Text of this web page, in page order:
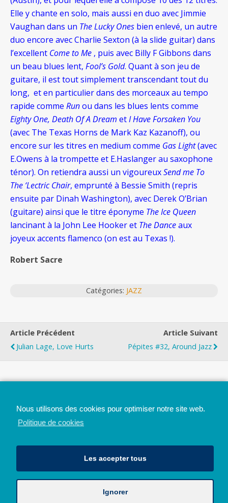
Elle y chante en solo, mais aussi en duo avec Jimmie
Vaughan dans un The Lucky Ones bien enlevé, un autre
duo encore avec Charlie Sexton (à la slide guitar) dans
l’excellent Come to Me , puis avec Billy F Gibbons dans
un beau blues lent, Fool’s Gold. Quant à son jeu de
guitare, il est tout simplement transcendant tout du
long, et en particulier dans des morceaux au tempo
rapide comme Runou dans les blues lents comme
Eighty One, Death Of A Dream etI Have Forsaken You
(avec The Texas Horns de Mark Kaz Kazanoff), ou
encore sur les titres en medium comme Gas Light(avec
E.Owens à la trompette et E.Haslanger au saxophone
ténor). On retiendra aussi un vigoureuxSend me To
The ‘Lectric Chair, emprunté à Bessie Smith (repris
ensuite par Dinah Washington), avec Derek O’Brian
(guitare) ainsi que le titre éponyme The Ice Queen
lancinant à la John Lee Hooker et The Danceaux
joyeux accents flamenco (on est au Texas !).
Robert Sacre
Catégories: JAZZ
Article Précédent
Julian Lage, Love Hurts
Article Suivant
Pépites #32, Around Jazz
Avec le soutien de la Province de Liège
Nous utilisons des cookies pour optimiser notre site web.
Politique de cookies
Les accepter tous
Ignorer